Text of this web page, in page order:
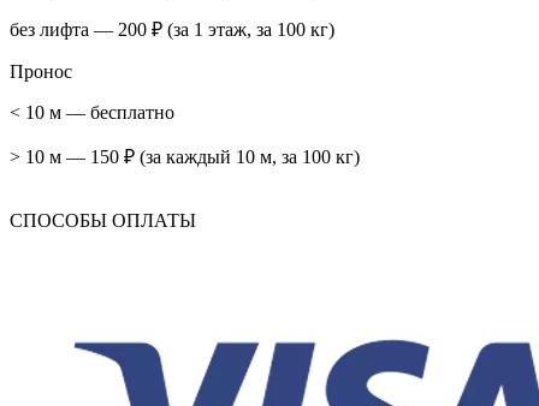
без лифта — 200 ₽ (за 1 этаж, за 100 кг)
Пронос
< 10 м — бесплатно
> 10 м — 150 ₽ (за каждый 10 м, за 100 кг)
СПОСОБЫ ОПЛАТЫ